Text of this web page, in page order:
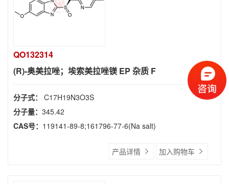
QO132314
(R)-奥美拉唑；埃索美拉唑镁 EP 杂质 F
分子式： C17H19N3O3S
分子量： 345.42
CAS号： 119141-89-8;161796-77-6(Na salt)
产品详情 加入购物车